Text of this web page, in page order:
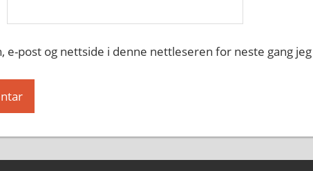
e-post og nettside i denne nettleseren for neste gang